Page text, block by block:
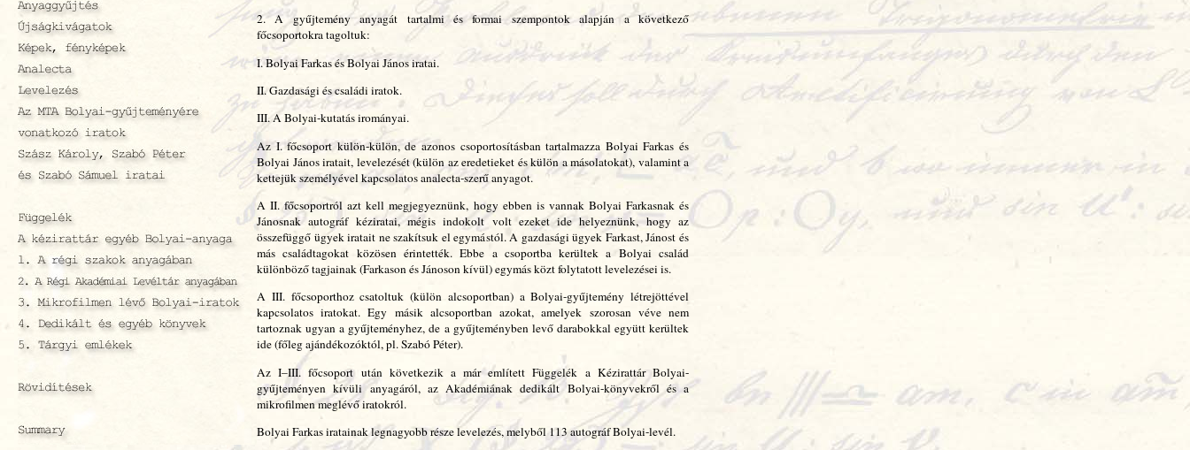
2. A gyűjtemény anyagát tartalmi és formai szempontok alapján a következő
főcsoportokra tagoltuk:
I. Bolyai Farkas és Bolyai János iratai.
II. Gazdasági és családi iratok.
III. A Bolyai-kutatás irományai.
Az I. főcsoport külön-külön, de azonos csoportosításban tartalmazza Bolyai Farkas és
Bolyai János iratait, levelezését (külön az eredetieket és külön a másolatokat), valamint a
kettejük személyével kapcsolatos analecta-szerű anyagot.
A II. főcsoportról azt kell megjegyeznünk, hogy ebben is vannak Bolyai Farkasnak és
Jánosnak autográf kéziratai, mégis indokolt volt ezeket ide helyeznünk, hogy az
összefüggő ügyek iratait ne szakítsuk el egymástól. A gazdasági ügyek Farkast, Jánost és
más családtagokat közösen érintették. Ebbe a csoportba kerültek a Bolyai család
különböző tagjainak (Farkason és Jánoson kívül) egymás közt folytatott levelezései is.
A III. főcsoporthoz csatoltuk (külön alcsoportban) a Bolyai-gyűjtemény létrejöttével
kapcsolatos iratokat. Egy másik alcsoportban azokat, amelyek szorosan véve nem
tartoznak ugyan a gyűjteményhez, de a gyűjteményben levő darabokkal együtt kerültek
ide (főleg ajándékozóktól, pl. Szabó Péter).
Az I–III. főcsoport után következik a már említett Függelék a Kézirattár Bolyai-
gyűjteményen kívüli anyagáról, az Akadémiának dedikált Bolyai-könyvekről és a
mikrofilmen meglévő iratokról.
Bolyai Farkas iratainak legnagyobb része levelezés, melyből 113 autográf Bolyai-levél.